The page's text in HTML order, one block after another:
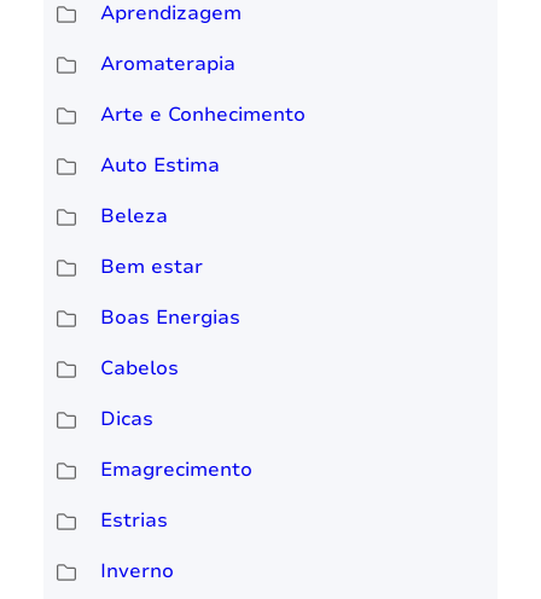
Aprendizagem
Aromaterapia
Arte e Conhecimento
Auto Estima
Beleza
Bem estar
Boas Energias
Cabelos
Dicas
Emagrecimento
Estrias
Inverno